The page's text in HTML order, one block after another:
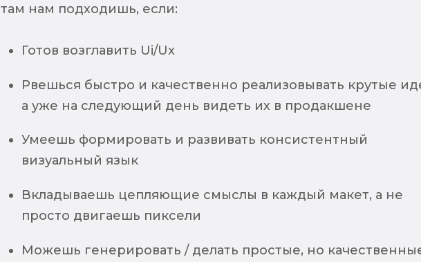
там нам подходишь, если:
Готов возглавить Ui/Ux
Рвешься быстро и качественно реализовывать крутые
а уже на следующий день видеть их в продакшене
Умеешь формировать и развивать консистентный
визуальный язык
Вкладываешь цепляющие смыслы в каждый макет, а не
просто двигаешь пиксели
Можешь генерировать / делать простые, но